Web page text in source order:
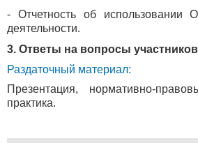
- Отчетность об использовании
деятельности.
3. Ответы на вопросы
Раздаточный материал:
Презентация, нормативно-
практика.